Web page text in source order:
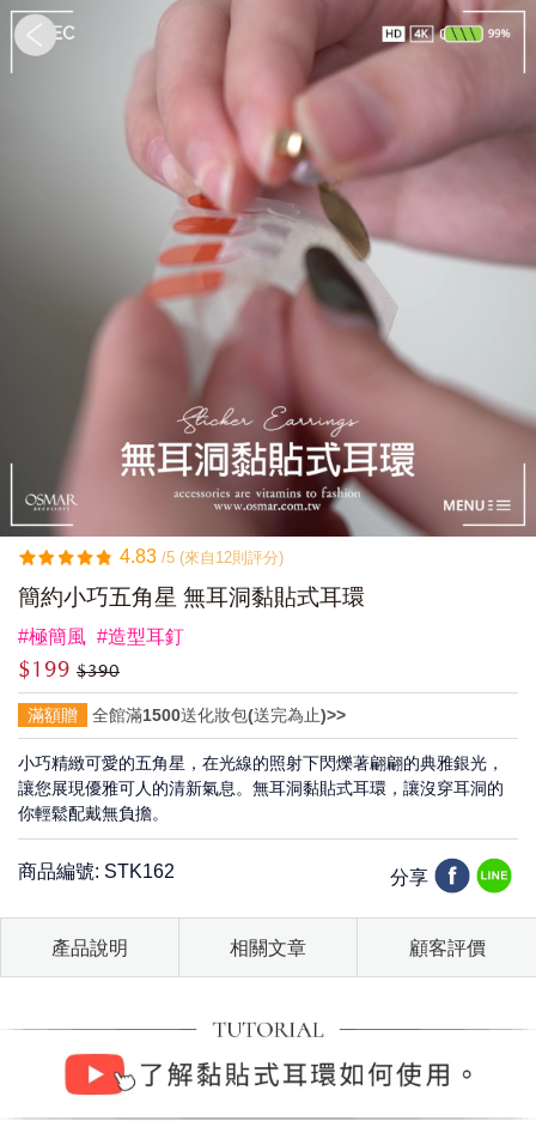
4.83 /5 (來自12則評分)
簡約小巧五角星 無耳洞黏貼式耳環
#極簡風 #造型耳釘
$199 $390
滿額贈 全館滿1500送化妝包(送完為止)>>
小巧精緻可愛的五角星，在光線的照射下閃爍著翩翩的典雅銀光，
讓您展現優雅可人的清新氣息。無耳洞黏貼式耳環，讓沒穿耳洞的
你輕鬆配戴無負擔。
商品編號: STK162 分享
產品說明 相關文章 顧客評價